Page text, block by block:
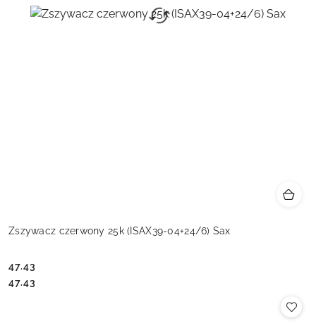
Zszywacz czerwony 25k (ISAX39-04+24/6) Sax
Cena:
47.43
Cena:
47.43